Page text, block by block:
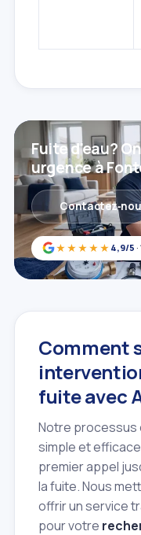
★★★★★ 4,9/5
Fuite d'eau?
urgence à
Comment
fuite avec
Notre processus
simple et
premier appel
la fuite. Nous
offrir un service
pour votre